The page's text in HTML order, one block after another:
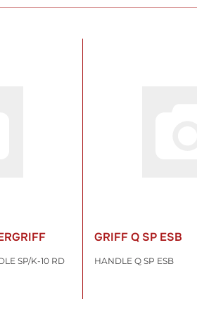
SP/K-10 RD
GRIFF Q SP ESB
HANDLE Q SP ESB